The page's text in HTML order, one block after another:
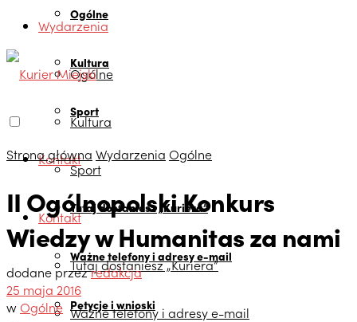
Ogólne
Kultura
Sport
Kontakt
Tutaj dostaniesz „Kuriera”
Ważne telefony i adresy e-mail
Petycje i wnioski
Wydarzenia
Ogólne
Kultura
Sport
Kontakt
Tutaj dostaniesz „Kuriera”
Ważne telefony i adresy e-mail
Strona główna Wydarzenia Ogólne
II Ogólnopolski Konkurs
Wiedzy w Humanitas za nami
dodane przezredakcja
25 maja 2016
wOgólne